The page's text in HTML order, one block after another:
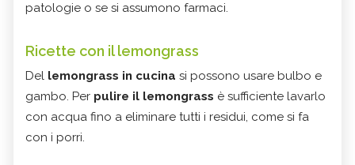
patologie o se si assumono farmaci.
Ricette con il lemongrass
Del lemongrass in cucina si possono usare bulbo e
gambo. Per pulire il lemongrass è sufficiente lavarlo
con acqua fino a eliminare tutti i residui, come si fa
con i porri.